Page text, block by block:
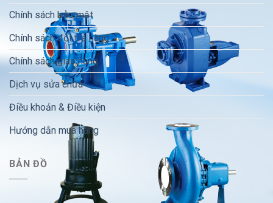
Chính sách bảo mật
Chính sách đổi trả hàng
Chính sách giao hàng
Dịch vụ sửa chữa
Điều khoản & Điều kiện
Hướng dẫn mua hàng
BẢN ĐỒ